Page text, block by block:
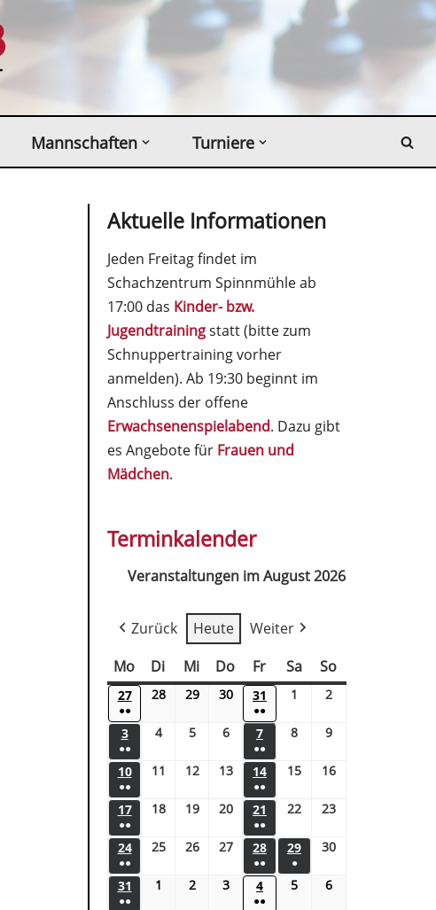
Mannschaften Turniere
Aktuelle Informationen
Jeden Freitag findet im
Schachzentrum Spinnmühle ab
17:00 das Kinder- bzw.
Jugendtrainingstatt (bitte zum
Schnuppertraining vorher
anmelden). Ab 19:30 beginnt im
Anschluss der offene
Erwachsenenspielabend. Dazu gibt
es Angebote für Frauen und
Mädchen.
Terminkalender
Veranstaltungen im August 2026
Zurück Heute
Weiter
Mo
Di Mi Do Fr Sa So
27
●●
28 29 30 31
●●
1 2
3
●●
4 5 6 7
●●
8 9
10
●●
11 12 13 14
●●
15 16
17
●●
18 19 20 21
●●
22 23
24
●●
25 26 27 28
●●
29
●
30
31
●●
1 2 3 4
●●
5 6